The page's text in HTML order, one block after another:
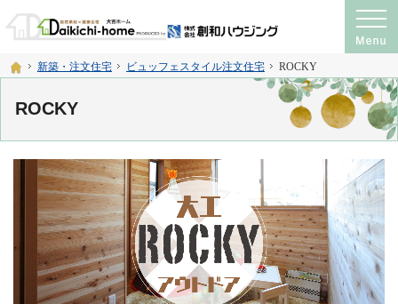
ホーム
新築・注文住宅 ビュッフェスタイル注文住宅 ROCKY
ROCKY
プロの目線からご提案。注文住宅・新築戸建て・リフォームを手がける工務店なら
神奈川県横須賀市・宮城県仙台市の注文住宅・新築戸建て・リフォームを手がけ